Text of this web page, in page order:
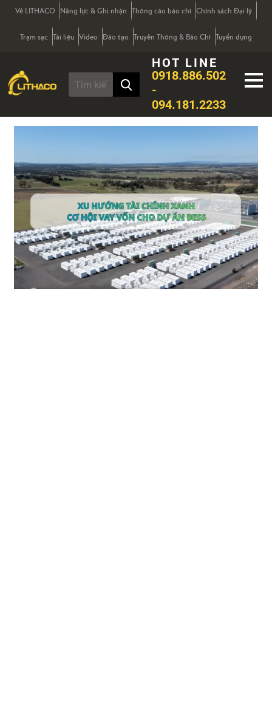
Về LITHACO Năng lực & Ghi nhận Thông cáo báo chí Chính sách Đại lý
Trạm sạc Tài liệu Video Đào tạo Truyền Thông & Báo Chí Tuyển dụng
HOT LINE
0918.886.502
-
094.181.2233